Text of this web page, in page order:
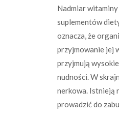
Nadmiar
suplementów
oznacza, że
przyjmowanie jej
przyjmują
nudności. W
nerkowa. Istnieją
prowadzić do